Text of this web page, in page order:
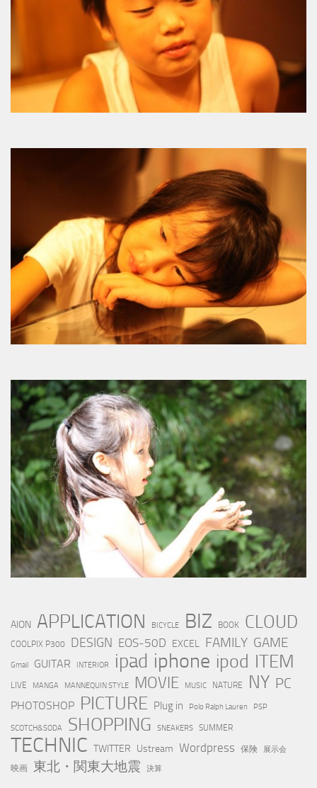
AION APPLICATION BICYCLE BIZ BOOK CLOUD
COOLPIX P300 DESIGN EOS-50D EXCEL FAMILY GAME
Gmail GUITAR INTERIOR ipad iphone ipod ITEM
LIVE MANGA MANNEQUIN STYLE MOVIE MUSIC NATURE NY PC
PHOTOSHOP PICTURE Plug in Polo Ralph Lauren PSP
SCOTCH&SODA SHOPPING SNEAKERS SUMMER
TECHNIC TWITTER Ustream Wordpress 保険 展示会
映画 東北・関東大地震 決算